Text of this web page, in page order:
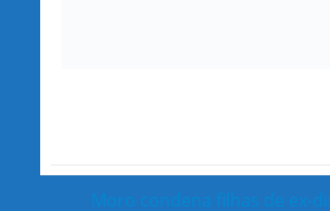
Moro condena filhas de ex-